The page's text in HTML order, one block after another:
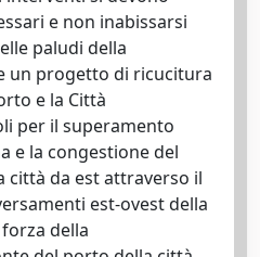
e non inabissarsi
paludi della
un progetto di ricucitura
e la Città
per il superamento
e la congestione del
città da est attraverso il
est-ovest della
della